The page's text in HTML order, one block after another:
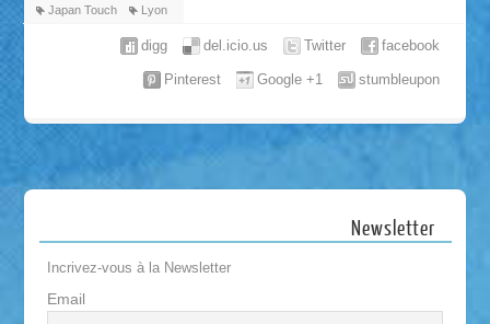
Japan Touch Lyon
facebook
Twitter
del.icio.us
digg
stumbleupon
Google +1
Pinterest
Newsletter
Incrivez-vous à la Newsletter
Email